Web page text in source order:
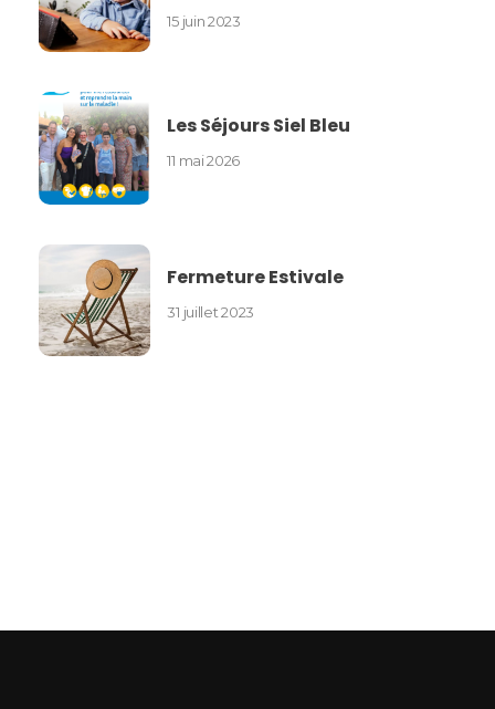
15 juin 2023
Les Séjours Siel Bleu
11 mai 2026
Fermeture Estivale
31 juillet 2023